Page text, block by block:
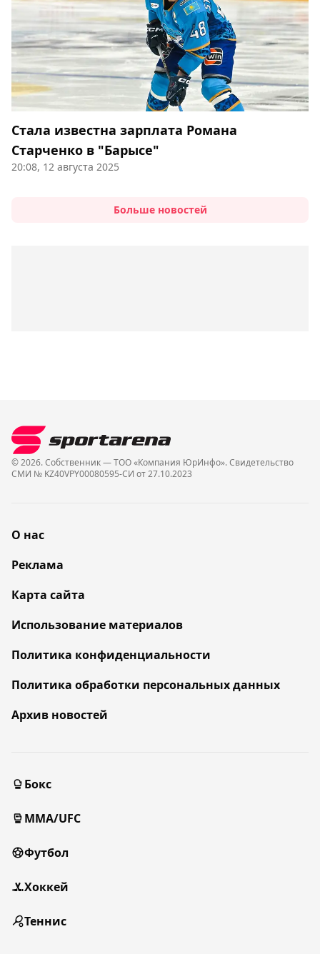
Стала известна зарплата Романа
Старченко в "Барысе"
20:08, 12 августа 2025
Больше новостей
© 2026. Собственник — ТОО «Компания ЮрИнфо». Cвидетельство
СМИ № KZ40VPY00080595-СИ от 27.10.2023
О нас
Реклама
Карта сайта
Использование материалов
Политика конфиденциальности
Политика обработки персональных данных
Архив новостей
Бокс
MMA/UFC
Футбол
Хоккей
Теннис